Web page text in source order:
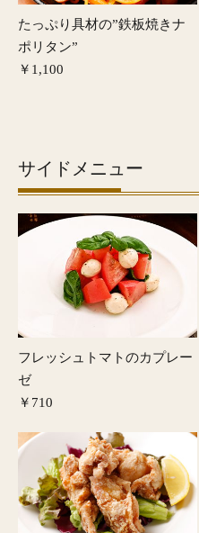
たっぷり具材の”鉄板焼きナ
ポリタン”
￥1,100
サイドメニュー
フレッシュトマトのカプレー
ゼ
￥710